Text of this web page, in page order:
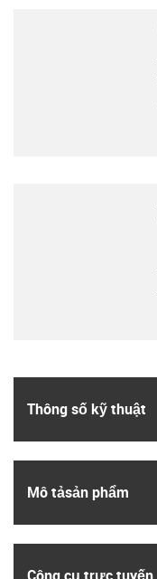
Thông số kỹ thuật
Mô tả­sản phẩm